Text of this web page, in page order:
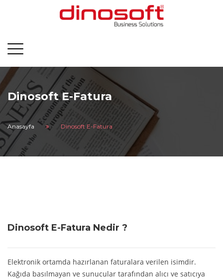
Dinosoft E-Fatura
Anasayfa Dinosoft E-Fatura
Dinosoft E-Fatura Nedir ?
Elektronik ortamda hazırlanan faturalara verilen isimdir.
Kağıda basılmayan ve sunucular tarafından alıcı ve satıcıya